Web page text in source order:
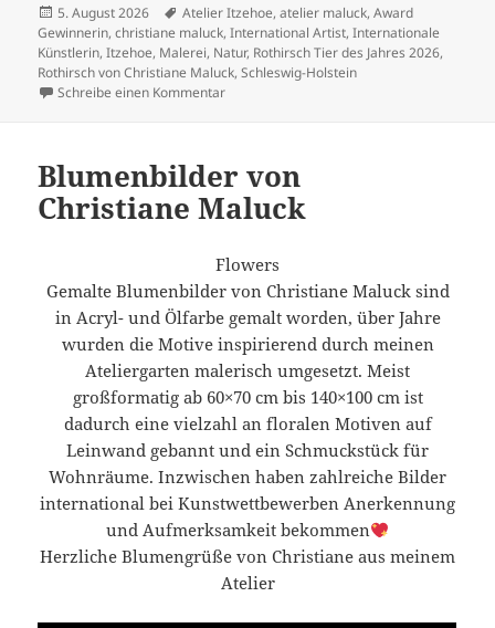
Veröffentlicht
am
5. August 2026 Schlagwörter
Atelier Itzehoe,atelier maluck,Award
Gewinnerin,christiane maluck,International Artist,Internationale
Künstlerin,Itzehoe, Malerei, Natur, Rothirsch Tier des Jahres 2026,
Rothirsch von Christiane Maluck,Schleswig-Holstein
Schreibe einen Kommentarzu Wildtier des Jahres 2026 der Rothirsch
Blumenbilder von
Christiane Maluck
Flowers
Gemalte Blumenbilder von Christiane Maluck sind
in Acryl- und Ölfarbe gemalt worden, über Jahre
wurden die Motive inspirierend durch meinen
Ateliergarten malerisch umgesetzt. Meist
großformatig ab 60×70 cm bis 140×100 cm ist
dadurch eine vielzahl an floralen Motiven auf
Leinwand gebannt und ein Schmuckstück für
Wohnräume. Inzwischen haben zahlreiche Bilder
international bei Kunstwettbewerben Anerkennung
und Aufmerksamkeit bekommen
Herzliche Blumengrüße von Christiane aus meinem
Atelier